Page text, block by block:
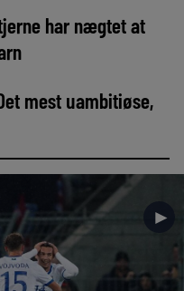
har nægtet at
mest uambitiøse,
►